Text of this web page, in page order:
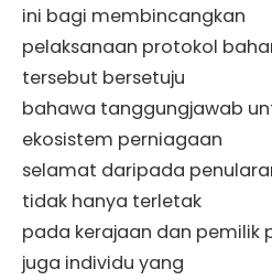
ini bagi membincangkan
pelaksanaan protokol
tersebut bersetuju
bahawa tanggungjawab
ekosistem perniagaan
selamat daripada
tidak hanya terletak
pada kerajaan dan pemilik
juga individu yang